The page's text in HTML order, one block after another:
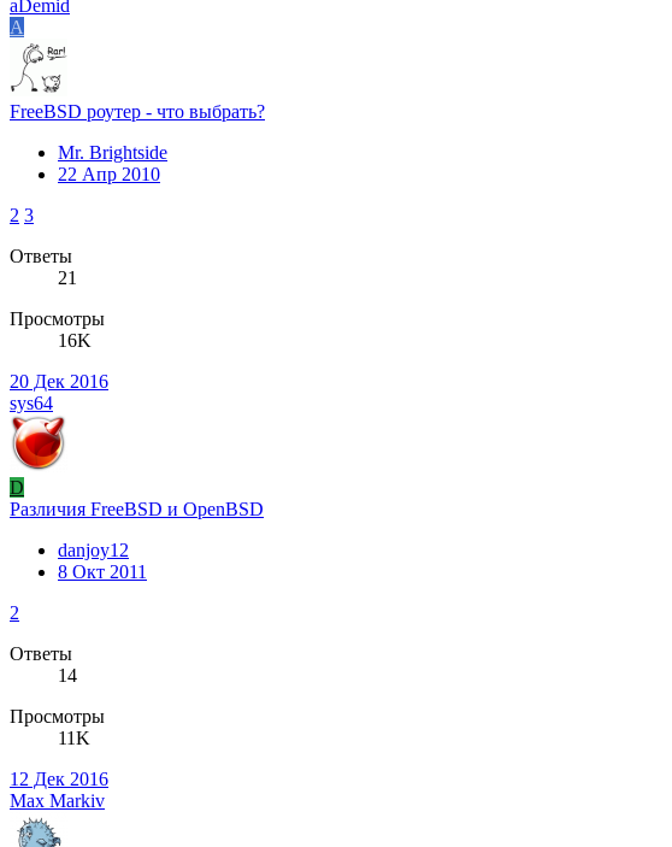
aDemid
A
FreeBSD роутер - что выбрать?
Mr. Brightside
22 Апр 2010
2 3
Ответы
21
Просмотры
16K
20 Дек 2016
sys64
D
Различия FreeBSD и OpenBSD
danjoy12
8 Окт 2011
2
Ответы
14
Просмотры
11K
12 Дек 2016
Max Markiv